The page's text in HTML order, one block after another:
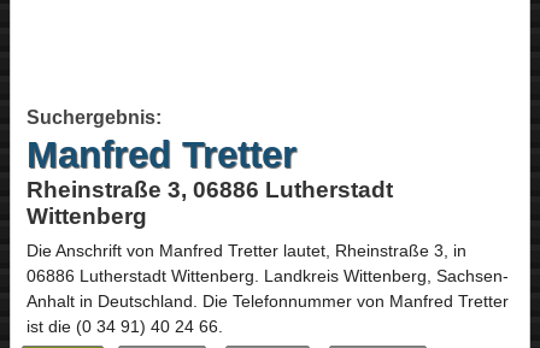
Suchergebnis:
Manfred Tretter
Rheinstraße 3, 06886 Lutherstadt
Wittenberg
Die Anschrift von Manfred Tretterlautet, Rheinstraße 3, in
06886 Lutherstadt Wittenberg. Landkreis Wittenberg, Sachsen-
Anhaltin Deutschland. Die Telefonnummer von Manfred Tretter
ist die (0 34 91) 40 24 66.